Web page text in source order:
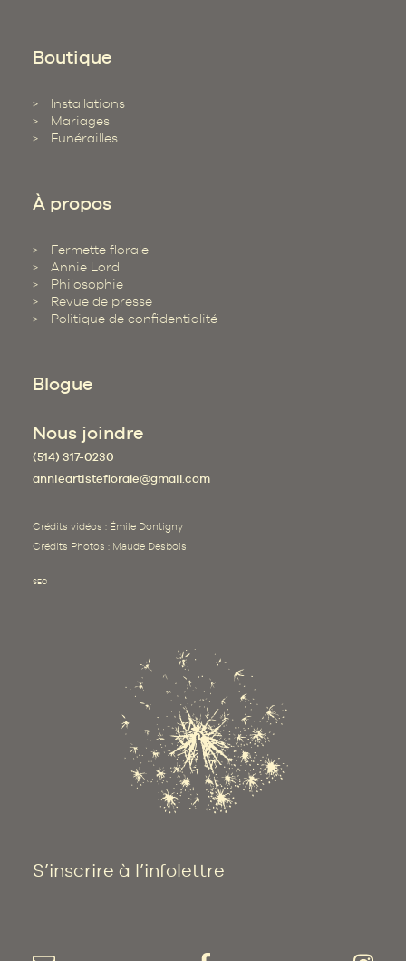
Boutique
Installations
Mariages
Funérailles
À propos
Fermette florale
Annie Lord
Philosophie
Revue de presse
Politique de confidentialité
Blogue
Nous joindre
(514) 317-0230
annieartisteflorale@gmail.com
Crédits vidéos : Émile Dontigny
Crédits Photos : Maude Desbois
SEO
S’inscrire à l’infolettre